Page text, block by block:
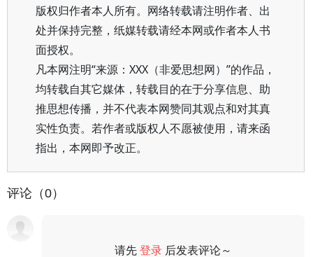
版权归作者本人所有。网络转载请注明作者、出
处并保持完整，纸媒转载请经本网或作者本人书
面授权。
凡本网注明“来源：XXX（非爱思想网）”的作品，
均转载自其它媒体，转载目的在于分享信息、助
推思想传播，并不代表本网赞同其观点和对其真
实性负责。若作者或版权人不愿被使用，请来函
指出，本网即予改正。
评论（0）
请先登录 后发表评论～